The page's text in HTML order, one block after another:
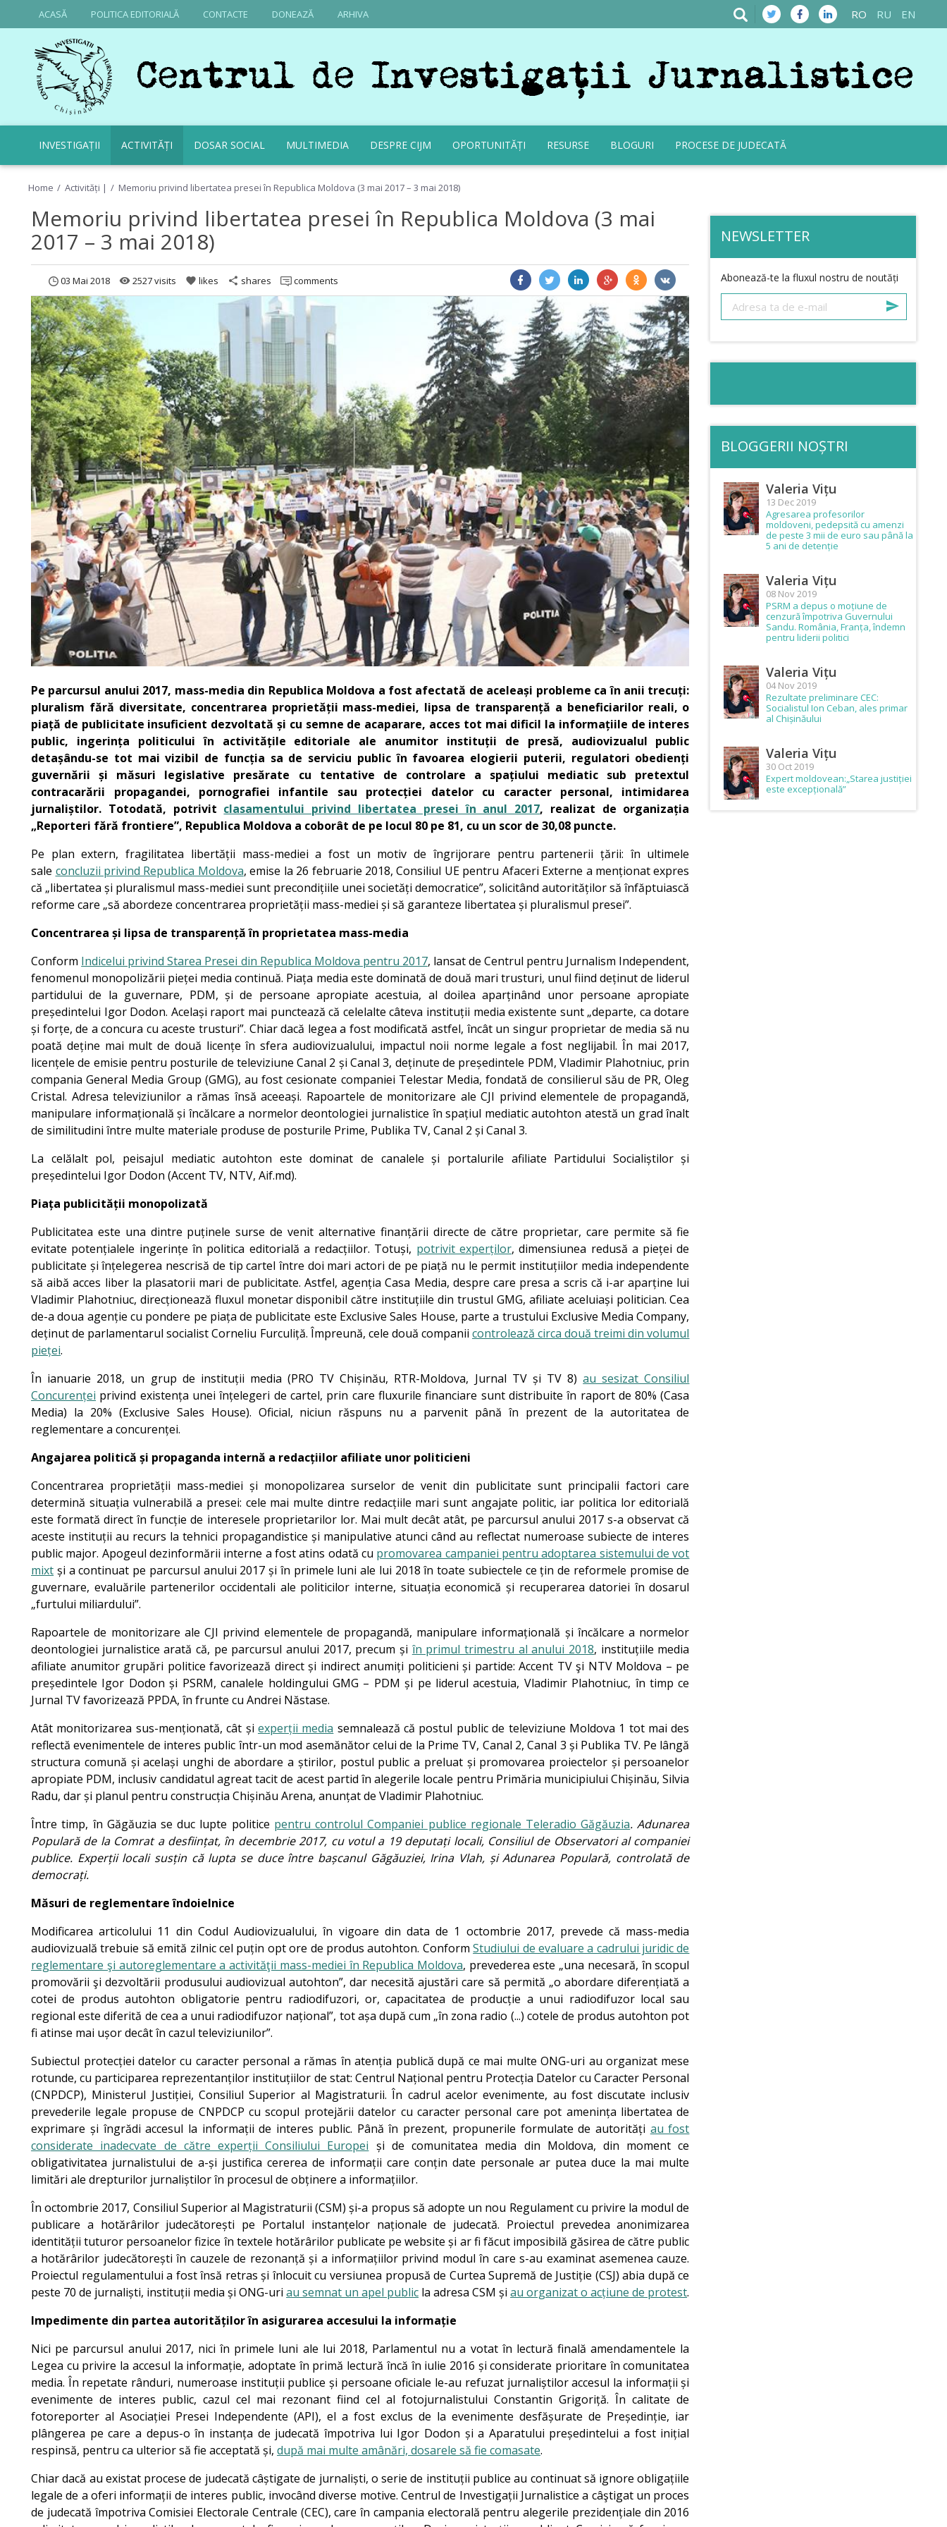
ACASĂ POLITICA EDITORIALĂ CONTACTE DONEAZĂ ARHIVA RO RU EN
INVESTIGAȚII ACTIVITĂȚI DOSAR SOCIAL MULTIMEDIA DESPRE CIJM OPORTUNITĂȚI RESURSE BLOGURI PROCESE DE JUDECATĂ
Home Activități | Memoriu privind libertatea presei în Republica Moldova (3 mai 2017 – 3 mai 2018)
Memoriu privind libertatea presei în Republica Moldova (3 mai
2017 – 3 mai 2018)
03 Mai 2018 remove_red_eye 2527 visits favorite likes share shares comments
Pe parcursul anului 2017, mass-media din Republica Moldova a fost afectată de aceleași probleme ca în anii trecuți:
pluralism fără diversitate, concentrarea proprietății mass-mediei, lipsa de transparență a beneficiarilor reali, o
piață de publicitate insuficient dezvoltată și cu semne de acaparare, acces tot mai dificil la informațiile de interes
public, ingerința politicului în activitățile editoriale ale anumitor instituții de presă, audiovizualul public
detașându-se tot mai vizibil de funcția sa de serviciu public în favoarea elogierii puterii, regulatori obedienți
guvernării și măsuri legislative presărate cu tentative de controlare a spațiului mediatic sub pretextul
contracarării propagandei, pornografiei infantile sau protecției datelor cu caracter personal, intimidarea
jurnaliștilor. Totodată, potrivit clasamentului privind libertatea presei în anul 2017, realizat de organizația
„Reporteri fără frontiere”, Republica Moldova a coborât de pe locul 80 pe 81, cu un scor de 30,08 puncte.
Pe plan extern, fragilitatea libertății mass-mediei a fost un motiv de îngrijorare pentru partenerii țării: în ultimele
sale concluzii privind Republica Moldova, emise la 26 februarie 2018, Consiliul UE pentru Afaceri Externe a menționat expres
că „libertatea și pluralismul mass-mediei sunt precondițiile unei societăți democratice”, solicitând autorităților să înfăptuiască
reforme care „să abordeze concentrarea proprietății mass-mediei și să garanteze libertatea și pluralismul presei”.
Concentrarea și lipsa de transparență în proprietatea mass-media
Conform Indicelui privind Starea Presei din Republica Moldova pentru 2017, lansat de Centrul pentru Jurnalism Independent,
fenomenul monopolizării pieței media continuă. Piața media este dominată de două mari trusturi, unul fiind deținut de liderul
partidului de la guvernare, PDM, și de persoane apropiate acestuia, al doilea aparținând unor persoane apropiate
președintelui Igor Dodon. Același raport mai punctează că celelalte câteva instituții media existente sunt „departe, ca dotare
și forțe, de a concura cu aceste trusturi”. Chiar dacă legea a fost modificată astfel, încât un singur proprietar de media să nu
poată deține mai mult de două licențe în sfera audiovizualului, impactul noii norme legale a fost neglijabil. În mai 2017,
licențele de emisie pentru posturile de televiziune Canal 2 și Canal 3, deținute de președintele PDM, Vladimir Plahotniuc, prin
compania General Media Group (GMG), au fost cesionate companiei Telestar Media, fondată de consilierul său de PR, Oleg
Cristal. Adresa televiziunilor a rămas însă aceeași. Rapoartele de monitorizare ale CJI privind elementele de propagandă,
manipulare informațională și încălcare a normelor deontologiei jurnalistice în spațiul mediatic autohton atestă un grad înalt
de similitudini între multe materiale produse de posturile Prime, Publika TV, Canal 2 și Canal 3.
La celălalt pol, peisajul mediatic autohton este dominat de canalele și portalurile afiliate Partidului Socialiștilor și
președintelui Igor Dodon (Accent TV, NTV, Aif.md).
Piața publicității monopolizată
Publicitatea este una dintre puținele surse de venit alternative finanțării directe de către proprietar, care permite să fie
evitate potențialele ingerințe în politica editorială a redacțiilor. Totuși, potrivit experților, dimensiunea redusă a pieței de
publicitate și înțelegerea nescrisă de tip cartel între doi mari actori de pe piață nu le permit instituțiilor media independente
să aibă acces liber la plasatorii mari de publicitate. Astfel, agenția Casa Media, despre care presa a scris că i-ar aparține lui
Vladimir Plahotniuc, direcționează fluxul monetar disponibil către instituțiile din trustul GMG, afiliate aceluiași politician. Cea
de-a doua agenție cu pondere pe piața de publicitate este Exclusive Sales House, parte a trustului Exclusive Media Company,
deținut de parlamentarul socialist Corneliu Furculiță. Împreună, cele două companii controlează circa două treimi din volumul
pieței.
În ianuarie 2018, un grup de instituții media (PRO TV Chișinău, RTR-Moldova, Jurnal TV și TV 8)au sesizat Consiliul
Concurenței privind existența unei înțelegeri de cartel, prin care fluxurile financiare sunt distribuite în raport de 80% (Casa
Media) la 20% (Exclusive Sales House). Oficial, niciun răspuns nu a parvenit până în prezent de la autoritatea de
reglementare a concurenței.
Angajarea politică și propaganda internă a redacțiilor afiliate unor politicieni
Concentrarea proprietății mass-mediei și monopolizarea surselor de venit din publicitate sunt principalii factori care
determină situația vulnerabilă a presei: cele mai multe dintre redacțiile mari sunt angajate politic, iar politica lor editorială
este formată direct în funcție de interesele proprietarilor lor. Mai mult decât atât, pe parcursul anului 2017 s-a observat că
aceste instituții au recurs la tehnici propagandistice și manipulative atunci când au reflectat numeroase subiecte de interes
public major. Apogeul dezinformării interne a fost atins odată cu promovarea campaniei pentru adoptarea sistemului de vot
mixt și a continuat pe parcursul anului 2017 și în primele luni ale lui 2018 în toate subiectele ce țin de reformele promise de
guvernare, evaluările partenerilor occidentali ale politicilor interne, situația economică și recuperarea datoriei în dosarul
„furtului miliardului”.
Rapoartele de monitorizare ale CJI privind elementele de propagandă, manipulare informațională și încălcare a normelor
deontologiei jurnalistice arată că, pe parcursul anului 2017, precum și în primul trimestru al anului 2018, instituțiile media
afiliate anumitor grupări politice favorizează direct și indirect anumiți politicieni și partide: Accent TV şi NTV Moldova – pe
președintele Igor Dodon și PSRM, canalele holdingului GMG – PDM și pe liderul acestuia, Vladimir Plahotniuc, în timp ce
Jurnal TV favorizează PPDA, în frunte cu Andrei Năstase.
Atât monitorizarea sus-menționată, cât și experții media semnalează că postul public de televiziune Moldova 1 tot mai des
reflectă evenimentele de interes public într-un mod asemănător celui de la Prime TV, Canal 2, Canal 3 și Publika TV. Pe lângă
structura comună și același unghi de abordare a știrilor, postul public a preluat și promovarea proiectelor și persoanelor
apropiate PDM, inclusiv candidatul agreat tacit de acest partid în alegerile locale pentru Primăria municipiului Chișinău, Silvia
Radu, dar și planul pentru construcția Chișinău Arena, anunțat de Vladimir Plahotniuc.
Între timp, în Găgăuzia se duc lupte politice pentru controlul Companiei publice regionale Teleradio Găgăuzia. Adunarea
Populară de la Comrat a desființat, în decembrie 2017, cu votul a 19 deputați locali, Consiliul de Observatori al companiei
publice. Experții locali susțin că lupta se duce între bașcanul Găgăuziei, Irina Vlah, și Adunarea Populară, controlată de
democrați.
Măsuri de reglementare îndoielnice
Modificarea articolului 11 din Codul Audiovizualului, în vigoare din data de 1 octombrie 2017, prevede că mass-media
audiovizuală trebuie să emită zilnic cel puțin opt ore de produs autohton. ConformStudiului de evaluare a cadrului juridic de
reglementare şi autoreglementare a activităţii mass-mediei în Republica Moldova, prevederea este „una necesară, în scopul
promovării şi dezvoltării produsului audiovizual autohton”, dar necesită ajustări care să permită „o abordare diferențiată a
cotei de produs autohton obligatorie pentru radiodifuzori, or, capacitatea de producție a unui radiodifuzor local sau
regional este diferită de cea a unui radiodifuzor național”, tot așa după cum „în zona radio (...) cotele de produs autohton pot
fi atinse mai ușor decât în cazul televiziunilor”.
Subiectul protecției datelor cu caracter personal a rămas în atenția publică după ce mai multe ONG-uri au organizat mese
rotunde, cu participarea reprezentanților instituțiilor de stat: Centrul Național pentru Protecția Datelor cu Caracter Personal
(CNPDCP), Ministerul Justiției, Consiliul Superior al Magistraturii. În cadrul acelor evenimente, au fost discutate inclusiv
prevederile legale propuse de CNPDCP cu scopul protejării datelor cu caracter personal care pot amenința libertatea de
exprimare și îngrădi accesul la informații de interes public. Până în prezent, propunerile formulate de autorități au fost
considerate inadecvate de către experții Consiliului Europei și de comunitatea media din Moldova, din moment ce
obligativitatea jurnalistului de a-și justifica cererea de informații care conțin date personale ar putea duce la mai multe
limitări ale drepturilor jurnaliștilor în procesul de obținere a informațiilor.
În octombrie 2017, Consiliul Superior al Magistraturii (CSM) și-a propus să adopte un nou Regulament cu privire la modul de
publicare a hotărârilor judecătorești pe Portalul instanțelor naționale de judecată. Proiectul prevedea anonimizarea
identității tuturor persoanelor fizice în textele hotărârilor publicate pe website și ar fi făcut imposibilă găsirea de către public
a hotărârilor judecătorești în cauzele de rezonanță și a informațiilor privind modul în care s-au examinat asemenea cauze.
Proiectul regulamentului a fost însă retras și înlocuit cu versiunea propusă de Curtea Supremă de Justiție (CSJ) abia după ce
peste 70 de jurnaliști, instituții media și ONG-uriau semnat un apel public la adresa CSM șiau organizat o acțiune de protest.
Impedimente din partea autorităților în asigurarea accesului la informație
Nici pe parcursul anului 2017, nici în primele luni ale lui 2018, Parlamentul nu a votat în lectură finală amendamentele la
Legea cu privire la accesul la informație, adoptate în primă lectură încă în iulie 2016 și considerate prioritare în comunitatea
media. În repetate rânduri, numeroase instituții publice și persoane oficiale le-au refuzat jurnaliștilor accesul la informații și
evenimente de interes public, cazul cel mai rezonant fiind cel al fotojurnalistului Constantin Grigoriță. În calitate de
fotoreporter al Asociației Presei Independente (API), el a fost exclus de la evenimente desfășurate de Președinție, iar
plângerea pe care a depus-o în instanța de judecată împotriva lui Igor Dodon și a Aparatului președintelui a fost inițial
respinsă, pentru ca ulterior să fie acceptată și,după mai multe amânări, dosarele să fie comasate.
Chiar dacă au existat procese de judecată câștigate de jurnaliști, o serie de instituții publice au continuat să ignore obligațiile
legale de a oferi informații de interes public, invocând diverse motive. Centrul de Investigații Jurnalistice a câştigat un proces
de judecată împotriva Comisiei Electorale Centrale (CEC), care în campania electorală pentru alegerile prezidențiale din 2016
NEWSLETTER
Abonează-te la fluxul nostru de noutăți
BLOGGERII NOȘTRI
Valeria Vițu
13 Dec 2019
Agresarea profesorilor
moldoveni, pedepsită cu amenzi
de peste 3 mii de euro sau până la
5 ani de detenție
Valeria Vițu
08 Nov 2019
PSRM a depus o moțiune de
cenzură împotriva Guvernului
Sandu. România, Franța, îndemn
pentru liderii politici
Valeria Vițu
04 Nov 2019
Rezultate preliminare CEC:
Socialistul Ion Ceban, ales primar
al Chișinăului
Valeria Vițu
30 Oct 2019
Expert moldovean:„Starea justiției
este excepțională”